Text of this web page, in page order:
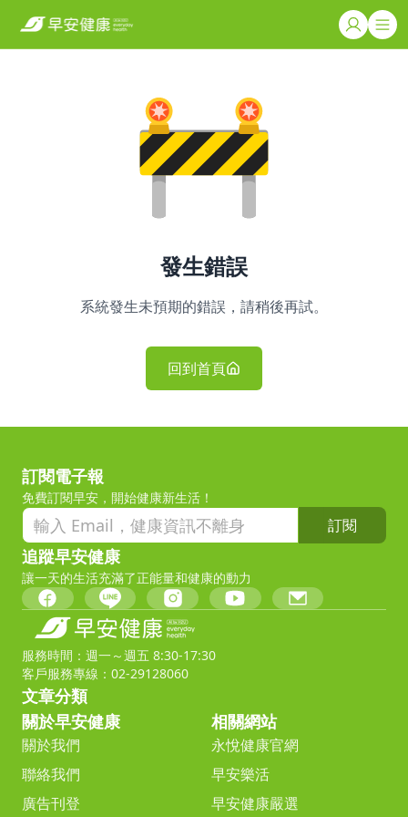
發生錯誤
系統發生未預期的錯誤，請稍後再試。
回到首頁
訂閱電子報
免費訂閱早安，開始健康新生活！
訂閱
追蹤早安健康
讓一天的生活充滿了正能量和健康的動力
服務時間：週一～週五 8:30-17:30
客戶服務專線：02-29128060
文章分類
關於早安健康
關於我們
聯絡我們
廣告刊登
相關網站
永悅健康官網
早安樂活
早安健康嚴選